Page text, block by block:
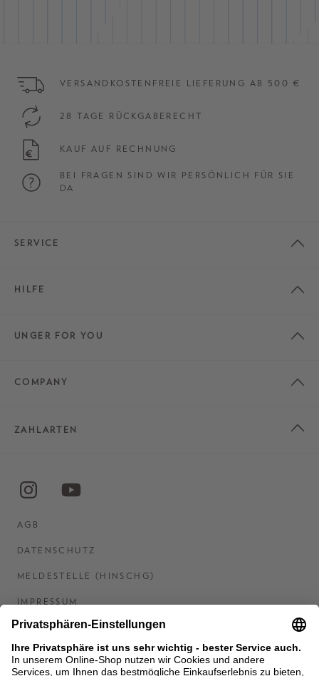
VERSANDKOSTENFREIE LIEFERUNG AB 500 €
28 TAGE RÜCKGABERECHT
KAUF AUF RECHNUNG
BEI FRAGEN SIND WIR PERSÖNLICH FÜR SIE
DA
SERVICE
HILFE
UNGER FOR YOU
COMPANY
ZAHLARTEN
AGB
DATENSCHUTZ
MELDESTELLE (HINSCHG)
IMPRESSUM
BARRIEREFREIHEITSERKLÄRUNG
KONTAKT